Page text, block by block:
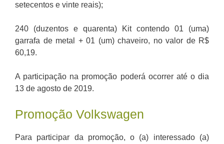
setecentos e vinte reais);
240 (duzentos e quarenta) Kit contendo 01 (uma)
garrafa de metal + 01 (um) chaveiro, no valor de R$
60,19.
A participação na promoção poderá ocorrer até o dia
13 de agosto de 2019.
Promoção Volkswagen
Para participar da promoção, o (a) interessado (a)